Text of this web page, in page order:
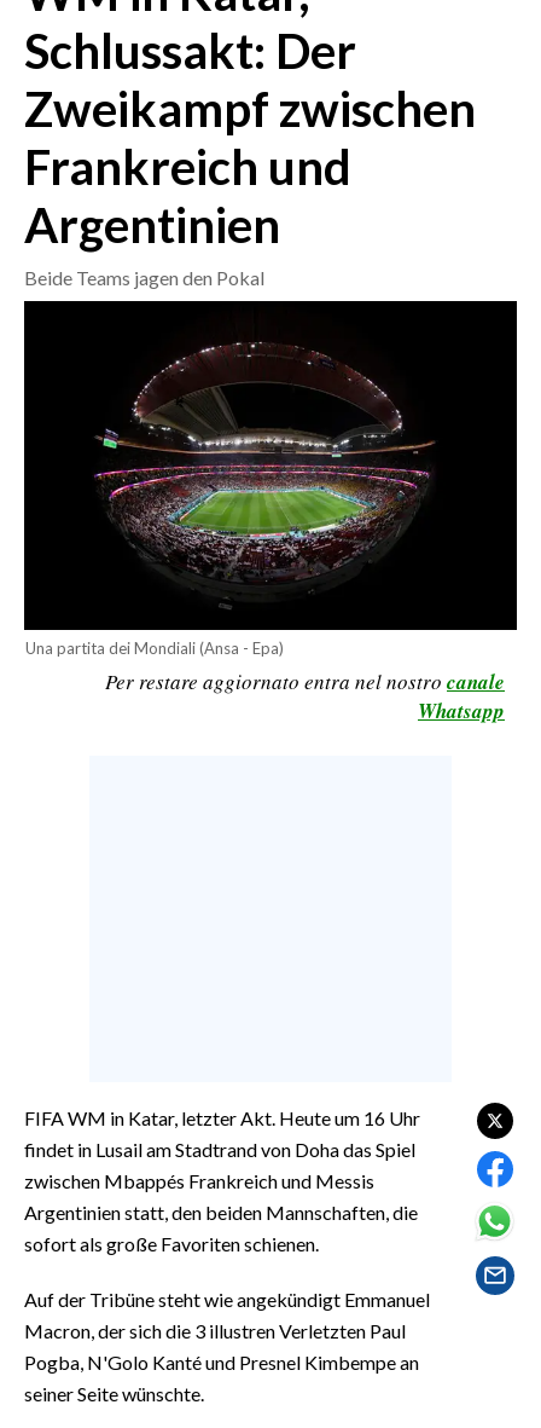
CRONACA
ITALIA
MONDO
POLITICA
ECONOMIA
SERVIZI ALLE IMPRESE
SPORT IN SARDEGNA
RISULTATI E CLASSIFICHE
BASKET
#CARAUNIONE
INSULARITÀ
VIDEO
INFO AZIENDE
Schlussakt: Der
Zweikampf zwischen
Frankreich und
Argentinien
Beide Teams jagen den Pokal
Una partita dei Mondiali (Ansa - Epa)
Per restare aggiornato entra nel nostro canale
Whatsapp
FIFA WM in Katar, letzter Akt. Heute um 16 Uhr
findet in Lusail am Stadtrand von Doha das Spiel
zwischen Mbappés Frankreich und Messis
Argentinien statt, den beiden Mannschaften, die
sofort als große Favoriten schienen.
Auf der Tribüne steht wie angekündigt Emmanuel
Macron, der sich die 3 illustren Verletzten Paul
Pogba, N'Golo Kanté und Presnel Kimbempe an
seiner Seite wünschte.